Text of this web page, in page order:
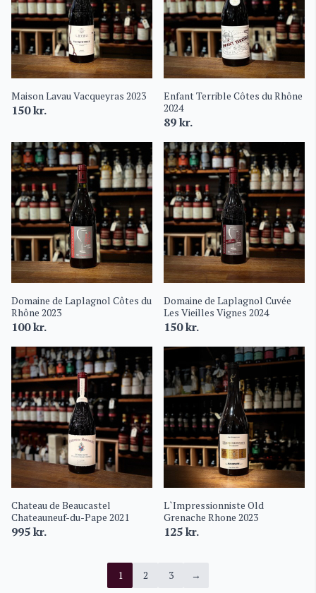
Maison Lavau Vacqueyras 2023
150kr.
Enfant Terrible Côtes du Rhône
2024
89kr.
Domaine de Laplagnol Côtes du
Rhône 2023
100kr.
Domaine de Laplagnol Cuvée
Les Vieilles Vignes 2024
150kr.
Chateau de Beaucastel
Chateauneuf-du-Pape 2021
995kr.
L`Impressionniste Old
Grenache Rhone 2023
125kr.
1 2 3 →